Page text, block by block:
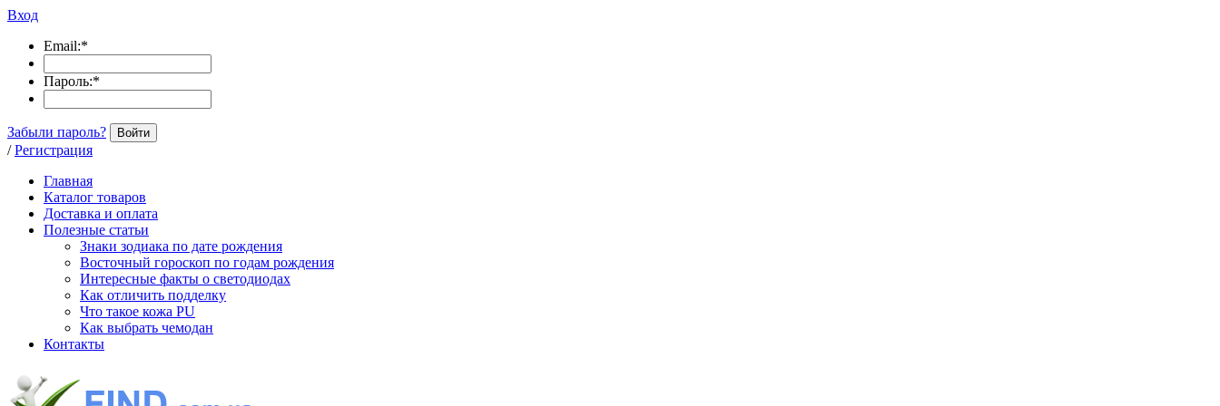
Вход
Email:*
Пароль:*
Забыли пароль? Войти
/ Регистрация
Главная
Каталог товаров
Доставка и оплата
Полезные статьи
Знаки зодиака по дате рождения
Восточный гороскоп по годам рождения
Интересные факты о светодиодах
Как отличить подделку
Что такое кожа PU
Как выбрать чемодан
Контакты